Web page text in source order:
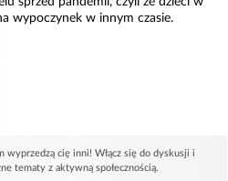
wypoczynek w innym czasie.
cię inni! Włącz się do dyskusji i
tematy z aktywną społecznością.